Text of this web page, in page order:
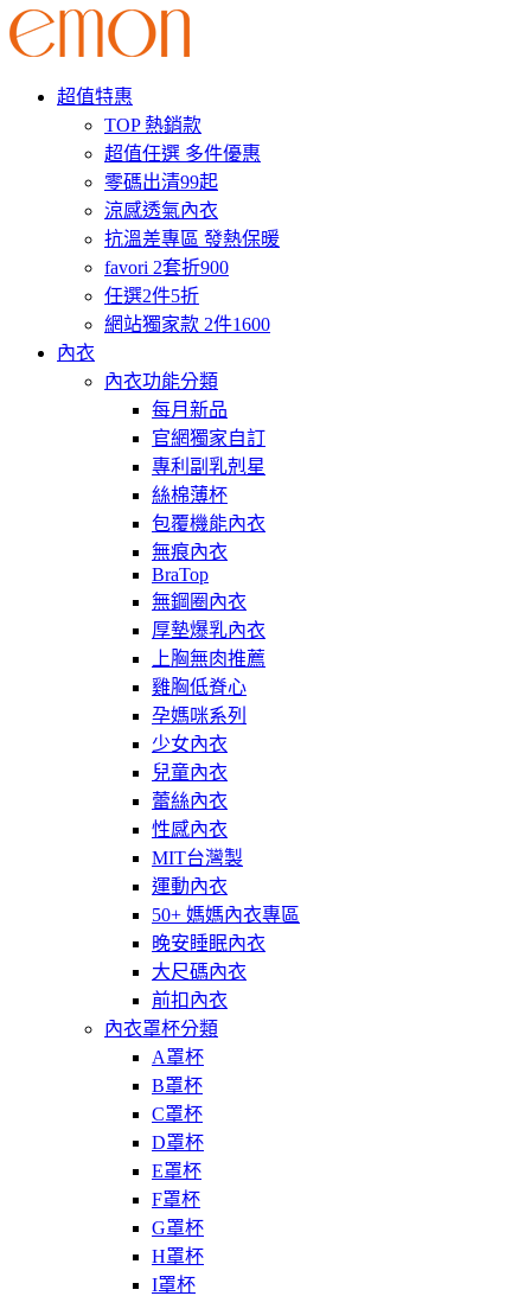
超值特惠
TOP 熱銷款
超值任選 多件優惠
零碼出清99起
涼感透氣內衣
抗溫差專區 發熱保暖
favori 2套折900
任選2件5折
網站獨家款 2件1600
內衣
內衣功能分類
每月新品
官網獨家自訂
專利副乳剋星
絲棉薄杯
包覆機能內衣
無痕內衣
BraTop
無鋼圈內衣
厚墊爆乳內衣
上胸無肉推薦
雞胸低脊心
孕媽咪系列
少女內衣
兒童內衣
蕾絲內衣
性感內衣
MIT台灣製
運動內衣
50+ 媽媽內衣專區
晚安睡眠內衣
大尺碼內衣
前扣內衣
內衣罩杯分類
A罩杯
B罩杯
C罩杯
D罩杯
E罩杯
F罩杯
G罩杯
H罩杯
I罩杯